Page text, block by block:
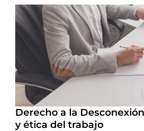
Derecho a la
y ética del trabajo